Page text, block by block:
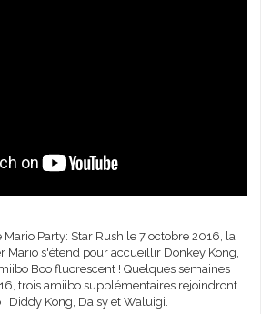
Party: Star Rush le 7 octobre 2016, la
Mario s'étend pour accueillir Donkey Kong,
Boo fluorescent ! Quelques semaines
trois amiibo supplémentaires rejoindront
Diddy Kong, Daisy et Waluigi.